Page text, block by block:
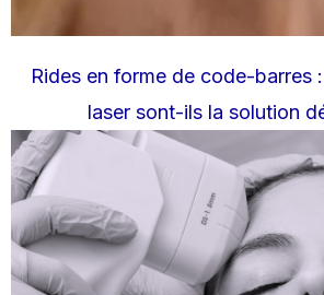
Rides en forme de code-barres
laser sont-ils la solution